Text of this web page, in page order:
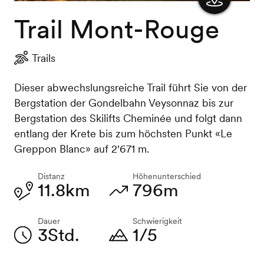
Karte
anzeigen
Trail Mont-Rouge
Trails
Dieser abwechslungsreiche Trail führt Sie von der
Bergstation der Gondelbahn Veysonnaz bis zur
Bergstation des Skilifts Cheminée und folgt dann
entlang der Krete bis zum höchsten Punkt «Le
Greppon Blanc» auf 2'671 m.
Distanz
11.8km
Dauer
3Std.
Höhenunterschied
796m
Schwierigkeit
1/5